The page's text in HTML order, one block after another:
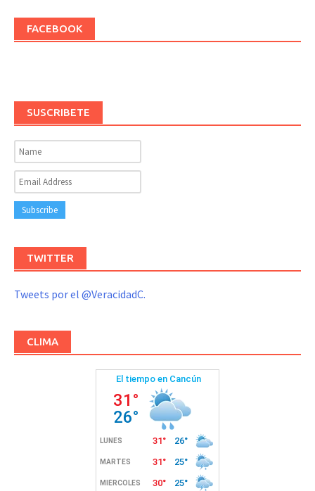
FACEBOOK
SUSCRIBETE
TWITTER
Tweets por el @VeracidadC.
CLIMA